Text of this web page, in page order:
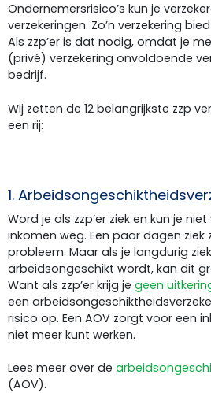
Ondernemersrisico’s kun je
verzekeringen. Zo’n verzekering
Als zzp’er is dat nodig, omdat je
(privé) verzekering onvoldoende
bedrijf.
Wij zetten de 12 belangrijkste zzp
een rij:
1.
Word je als zzp’er ziek en kun je
inkomen weg. Een paar dagen ziek
probleem. Maar als je langdurig
arbeidsongeschikt wordt, kan dit
Want als zzp’er krijg je geen
een
risico op. Een AOV zorgt voor een
niet meer kunt werken.
Lees meer over de
(AOV).